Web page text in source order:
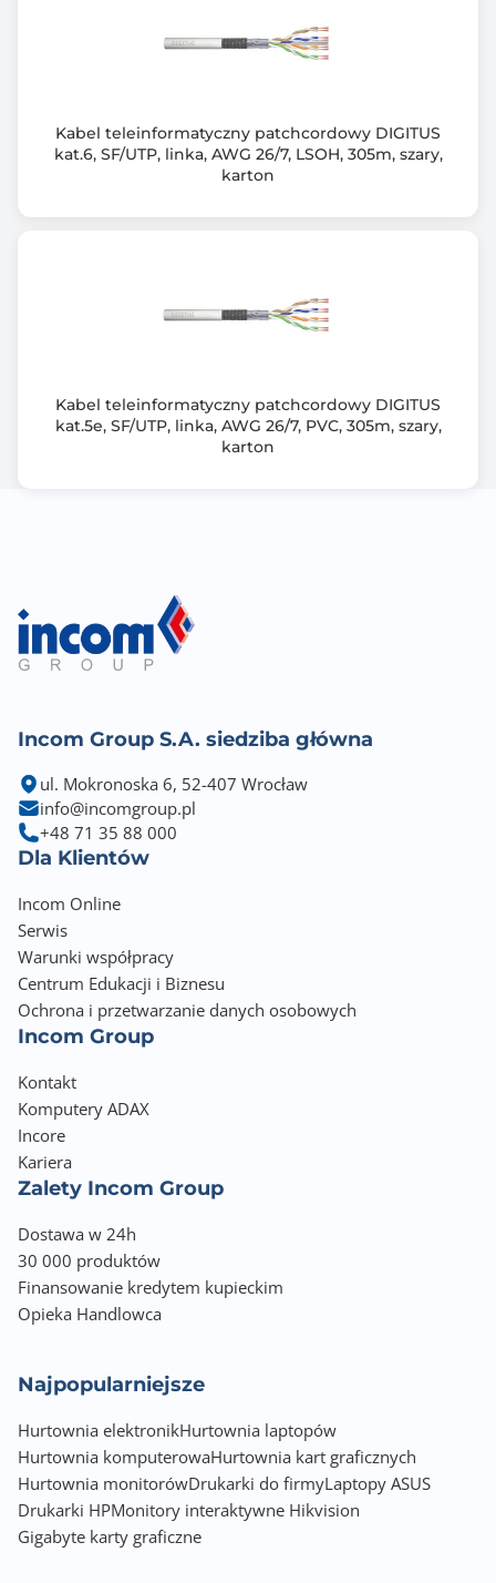
Kabel teleinformatyczny patchcordowy DIGITUS
kat.6, SF/UTP, linka, AWG 26/7, LSOH, 305m, szary,
karton
Kabel teleinformatyczny patchcordowy DIGITUS
kat.5e, SF/UTP, linka, AWG 26/7, PVC, 305m, szary,
karton
Incom Group S.A. siedziba główna
ul. Mokronoska 6, 52-407 Wrocław
info@incomgroup.pl
+48 71 35 88 000
Dla Klientów
Incom Online
Serwis
Warunki współpracy
Centrum Edukacji i Biznesu
Ochrona i przetwarzanie danych osobowych
Incom Group
Kontakt
Komputery ADAX
Incore
Kariera
Zalety Incom Group
Dostawa w 24h
30 000 produktów
Finansowanie kredytem kupieckim
Opieka Handlowca
Najpopularniejsze
Hurtownia elektronikHurtownia laptopów
Hurtownia komputerowaHurtownia kart graficznych
Hurtownia monitorówDrukarki do firmyLaptopy ASUS
Drukarki HPMonitory interaktywne Hikvision
Gigabyte karty graficzne